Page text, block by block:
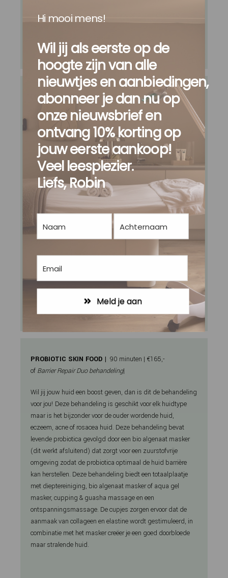
Hi mooi mens!
Wil jij als eerste op de
hoogte zijn van alle
nieuwtjes en aanbiedingen,
abonneer je dan nu op
onze nieuwsbrief en
ontvang 10% korting op
jouw eerste aankoop!
Veel leesplezier.
Liefs, Robin
Meld je aan
• Massage van het decolleté, schouders, nek en hoofd
DEEP TISSUE COMBINATION| 90 minuten | €150,-
Ben jij geïnteresseerd in een stralende huid? Deze
behandeling biedt een combinatie van een dieptereiniging,
een bindweefselmassage en ontspanning. De
bindweefselmassage stimuleert de aanmaak van
collageen en elastine en stimuleert de doorbloeding.
• Reiniging
• Epileren
• Dieptereiniging
• Bindweefselmassage van het gezicht
• Masker
• Massage van decolleté, schouders, nek en hoofd
• Rood licht therapie
• Oogcrème + gezichtscrème
PROBIOTIC SKIN FOOD | 90 minuten | €165,-
of Barrier Repair Duo behandeling|
Wil jij jouw huid een boost geven, dan is dit de behandeling
voor jou! Deze behandeling is geschikt voor elk huidtype
maar is het bijzonder voor de ouder wordende huid,
eczeem, acne of rosacea huid. Deze behandeling bevat
levende probiotica gevolgd door een bio algenaat masker
(dit werkt afsluitend) dat zorgt voor een zuurstofvrije
omgeving zodat de probiotica optimaal de huid barrière
kan herstellen. Deze behandeling biedt een totaalplaatje
met dieptereiniging, bio algenaat masker of aqua gel
masker, cupping & guasha massage en een
ontspanningsmassage. De cupjes zorgen ervoor dat de
aanmaak van collageen en elastine wordt gestimuleerd, in
combinatie met het masker creëer je een goed doorbloede
maar stralende huid.